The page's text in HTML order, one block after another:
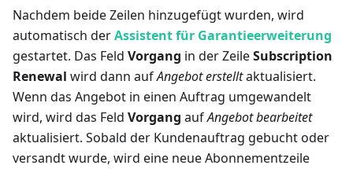
Nachdem beide Zeilen hinzugefügt wurden, wird
automatisch derAssistent für Garantieerweiterung
gestartet. Das Feld Vorgang in der ZeileSubscription
Renewal wird dann aufAngebot erstelltaktualisiert.
Wenn das Angebot in einen Auftrag umgewandelt
wird, wird das Feld Vorgang aufAngebot bearbeitet
aktualisiert. Sobald der Kundenauftrag gebucht oder
versandt wurde, wird eine neue Abonnementzeile